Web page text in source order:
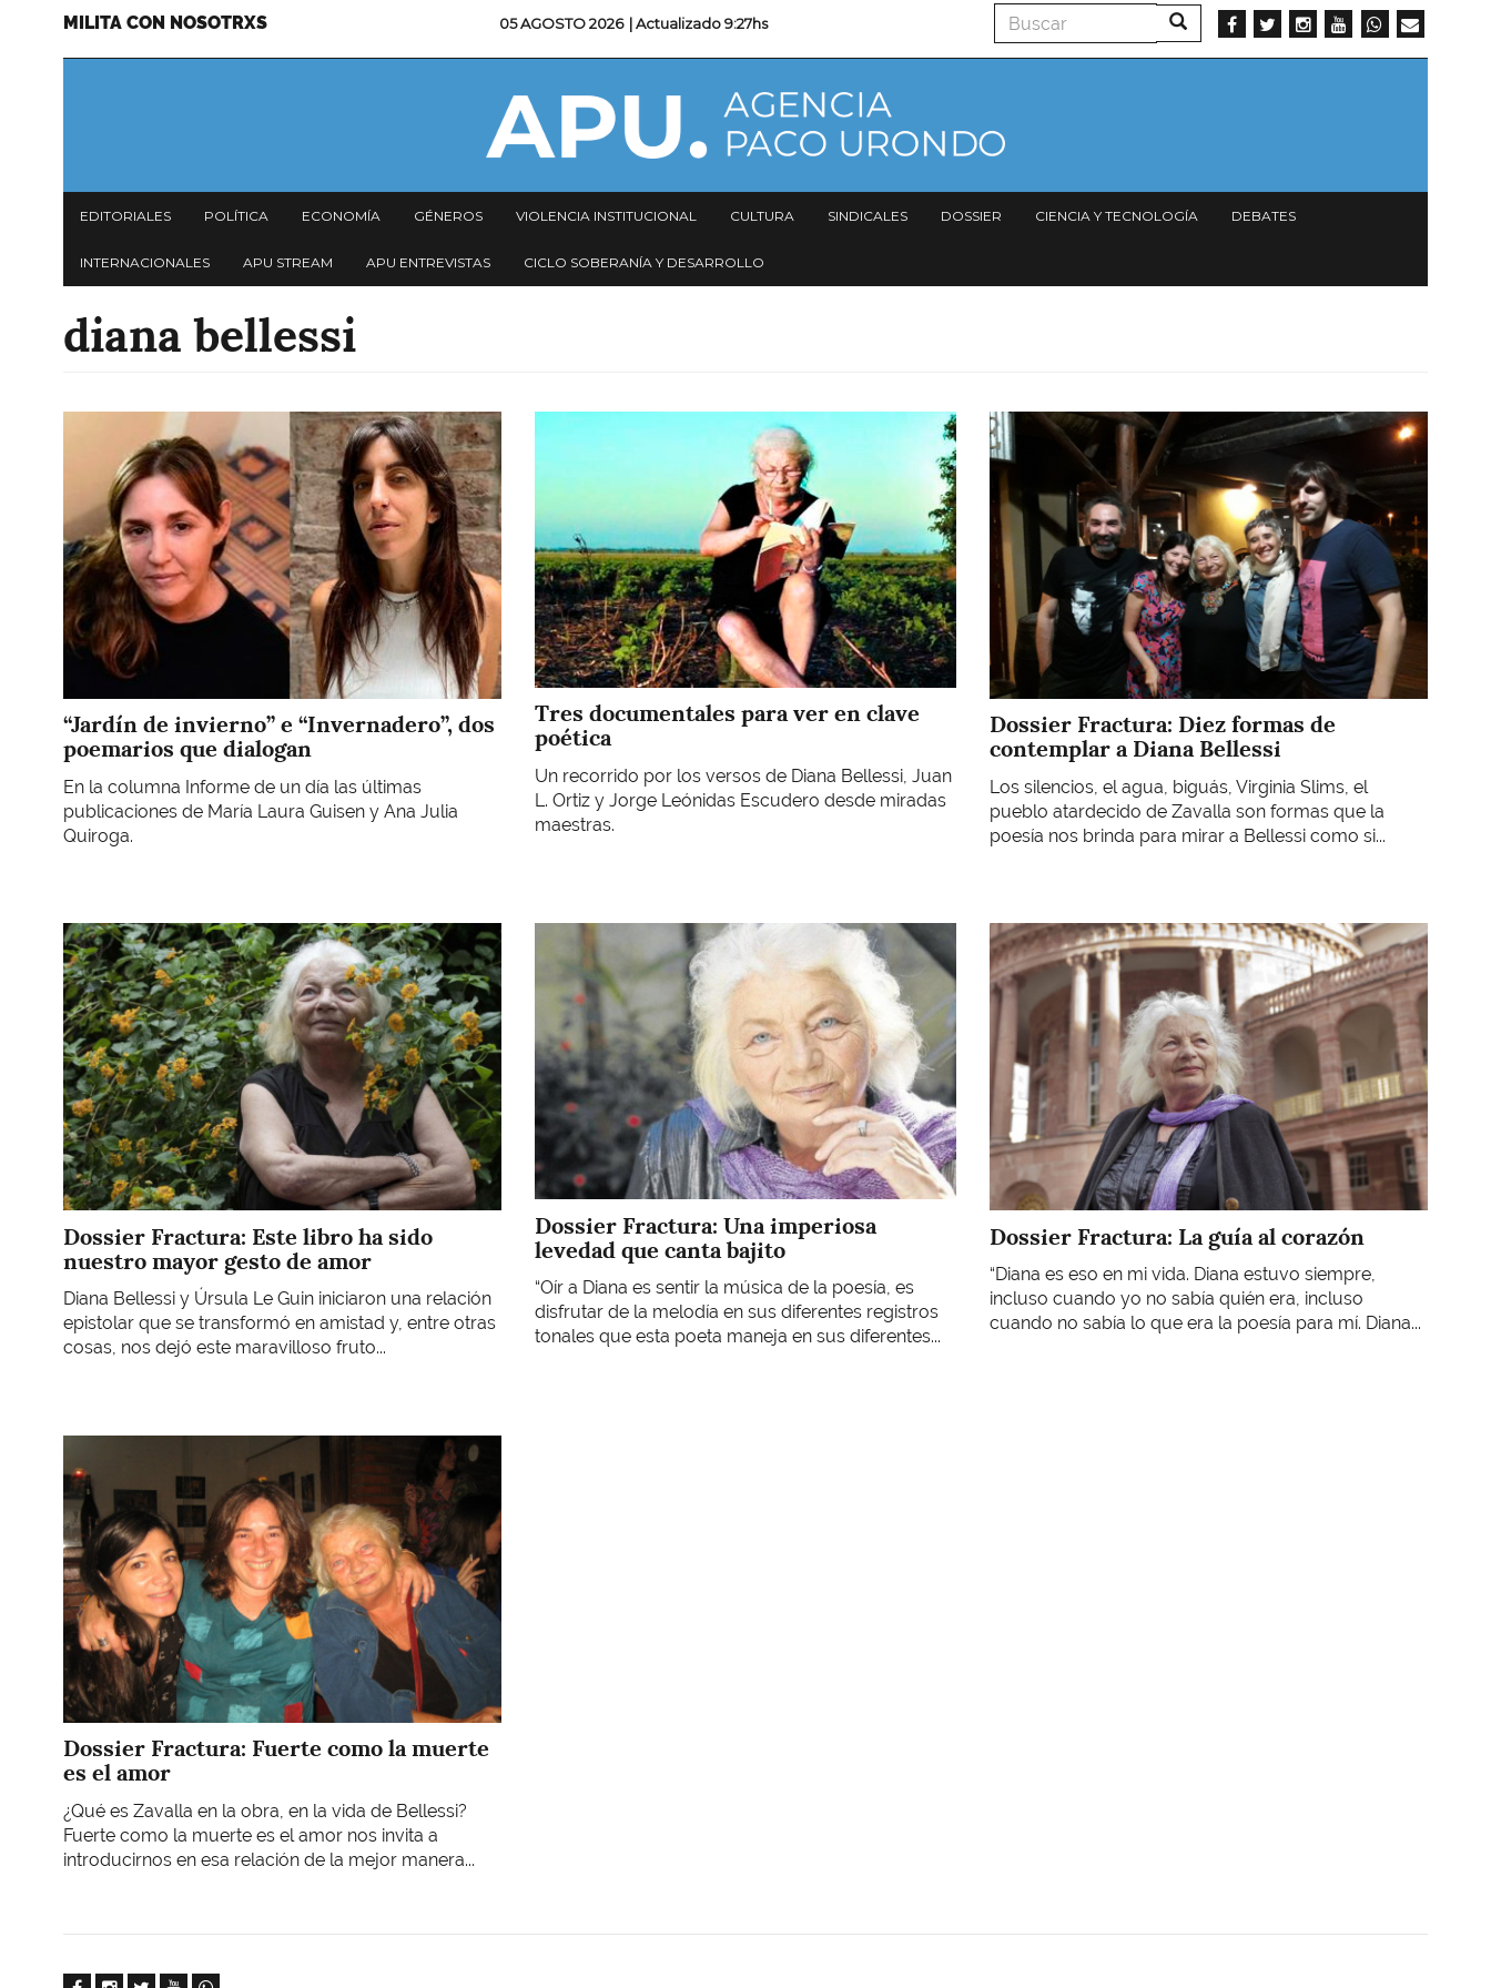
Menu
MILITA CON NOSOTRXS 05 AGOSTO 2026 | Actualizado9:27hs Buscar Buscar
Navegación
principal
EDITORIALES POLÍTICA ECONOMÍA GÉNEROS VIOLENCIA INSTITUCIONAL CULTURA SINDICALES DOSSIER CIENCIA Y TECNOLOGÍA DEBATES
INTERNACIONALES APU STREAM APU ENTREVISTAS CICLO SOBERANÍA Y DESARROLLO
diana bellessi
“Jardín de invierno” e “Invernadero”, dos
poemarios que dialogan
En la columna Informe de un día las últimas
publicaciones de María Laura Guisen y Ana Julia
Quiroga.
Tres documentales para ver en clave
poética
Un recorrido por los versos de Diana Bellessi, Juan
L. Ortiz y Jorge Leónidas Escudero desde miradas
maestras.
Imagen
Dossier Fractura: Diez formas de
contemplar a Diana Bellessi
Los silencios, el agua, biguás, Virginia Slims, el
pueblo atardecido de Zavalla son formas que la
poesía nos brinda para mirar a Bellessi como si...
Imagen
Dossier Fractura: Este libro ha sido
nuestro mayor gesto de amor
Diana Bellessi y Úrsula Le Guin iniciaron una relación
epistolar que se transformó en amistad y, entre otras
cosas, nos dejó este maravilloso fruto...
Dossier Fractura: Una imperiosa
levedad que canta bajito
“Oír a Diana es sentir la música de la poesía, es
disfrutar de la melodía en sus diferentes registros
tonales que esta poeta maneja en sus diferentes...
Imagen
Dossier Fractura: La guía al corazón
“Diana es eso en mi vida. Diana estuvo siempre,
incluso cuando yo no sabía quién era, incluso
cuando no sabía lo que era la poesía para mí. Diana...
Dossier Fractura: Fuerte como la muerte
es el amor
¿Qué es Zavalla en la obra, en la vida de Bellessi?
Fuerte como la muerte es el amor nos invita a
introducirnos en esa relación de la mejor manera...